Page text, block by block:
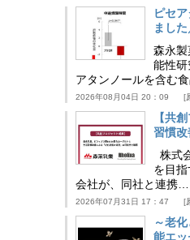
ピセ
まし
森永
能性
アタンノールを含む
2026年08月04日 20：09
【共
習慣
株式
を目
会社が、同社と連携
2026年07月31日 17：47
～老
能エ